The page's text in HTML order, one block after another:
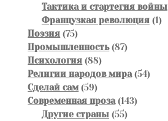
Тактика и стартегия войны
Французкая революция 11
Поэзия 7575
товаров
Промышленность 8787
Психология 8888
товаров
Религии народов мира 5454
Сделай сам 5959
товаров
Современная проза 143143
Другие страны 5555